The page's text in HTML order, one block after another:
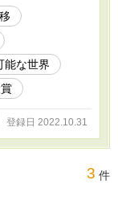
して購入したの
しい青年だっ
に引き倒した青
「今から、僕が
う……おまえの
、て、たまる
れない受けに攻
にされていきま
もあります。た
長い上にだいぶ
能な世界
登録日 2022.10.31
3 件